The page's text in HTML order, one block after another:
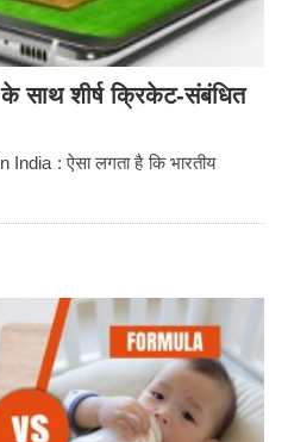
साथ शीर्ष क्रिकेट-संबंधित
: ऐसा लगता है कि भारतीय